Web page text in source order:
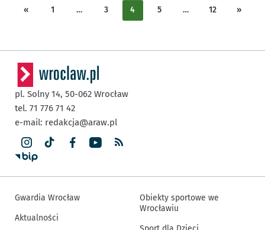
« 1 … 3 4 5 … 12 »
pl. Solny 14, 50-062 Wrocław
tel. 71 776 71 42
e-mail: redakcja@araw.pl
Gwardia Wrocław
Aktualności
Obiekty sportowe we
Wrocławiu